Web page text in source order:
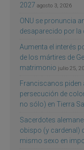
2027 agosto 3, 2026
ONU se pronuncia
desaparecido por
Aumenta el interés
de los mártires de
matrimonio julio 25,
Franciscanos piden
persecución de
no sólo) en Tierra
Sacerdotes
obispo (y cardenal)
mismo sexo en